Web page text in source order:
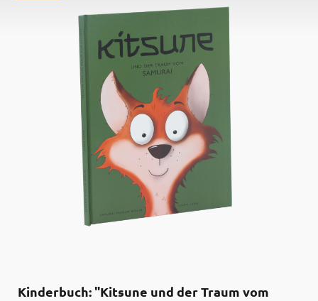
Zusammenarbeit der Fotografin Sylwia Makris
und des Samurai Museum Berlin. In der Serie
inszeniert die Künstlerin die Sieben Tugenden
des Bushidō - Rechtschaffenheit, heldenhafter
Mut, Mitgefühl, Höflichkeit, Aufrichtigkeit, Ehre,
Loyalität - nach dem Buch „Bushido: The Soul of
Japan“ des japanischen Autors Nitobe Inazō
(1862-1933). Publikation zur Foto-Serie „Die 7
Tugenden. The 7 Virtues” der Künstlerin Sylwia
Makris. Herausgegeben vom Samurai Museum
Kinderbuch: "Kitsune und der Traum vom